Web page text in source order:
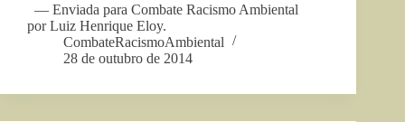
— Enviada para Combate Racismo Ambiental
por Luiz Henrique Eloy.
CombateRacismoAmbiental
28 de outubro de 2014